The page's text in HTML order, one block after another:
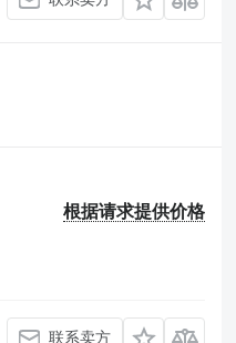
根据请求提供价格
联系卖方